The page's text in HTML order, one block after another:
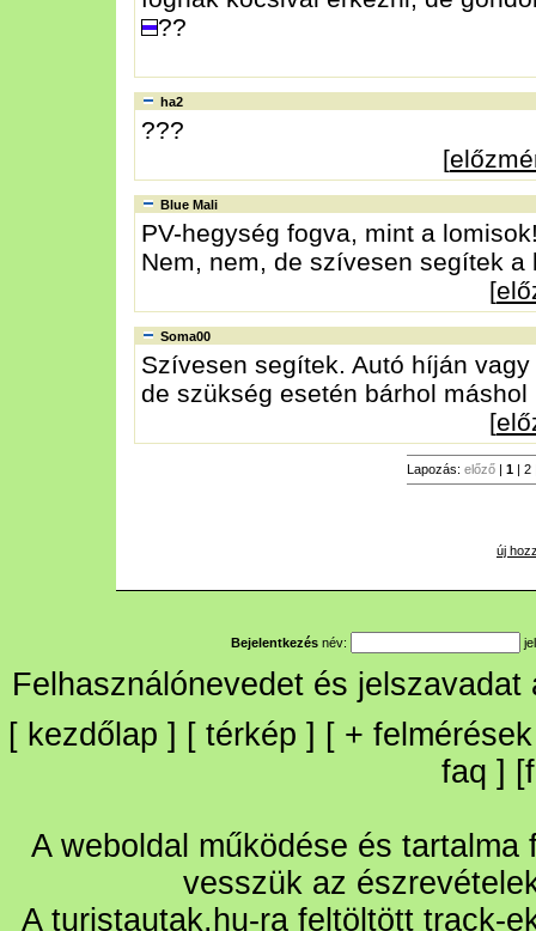
??
ha2
???
[
Blue Mali
PV-hegység fogva, mint a
Nem, nem, de szívesen segítek a
[
Soma00
Szívesen segítek. Autó híján
de szükség esetén bárhol máshol
[
Lapozás: előző | 1 | 2
új
Bejelentkezés név:
Felhasználónevedet és
[ kezdőlap ] [ térkép ] [ + felmérések
faq ] [
A weboldal működése és
vesszük az
A turistautak.hu-ra feltöltött track-